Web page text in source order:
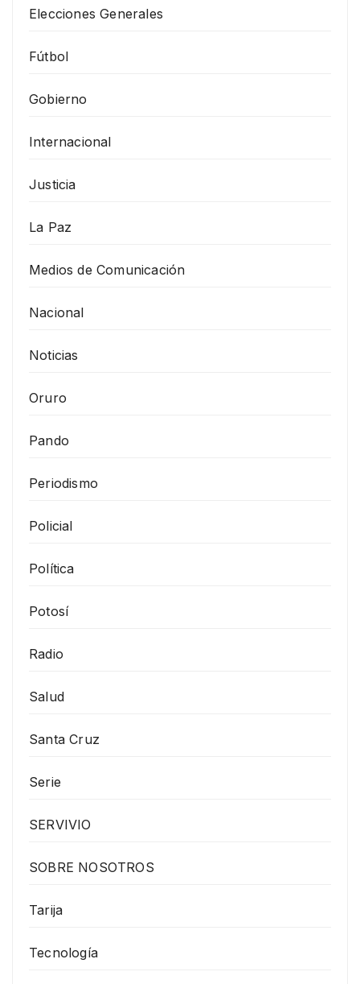
Elecciones Generales
Fútbol
Gobierno
Internacional
Justicia
La Paz
Medios de Comunicación
Nacional
Noticias
Oruro
Pando
Periodismo
Policial
Política
Potosí
Radio
Salud
Santa Cruz
Serie
SERVIVIO
SOBRE NOSOTROS
Tarija
Tecnología